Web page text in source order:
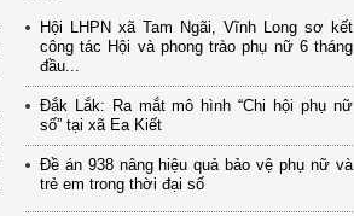
Hội LHPN xã Tam Ngãi, Vĩnh Long sơ kết
công tác Hội và phong trào phụ nữ 6 tháng
đầu...
Đắk Lắk: Ra mắt mô hình “Chi hội phụ nữ
số” tại xã Ea Kiết
Đề án 938 nâng hiệu quả bảo vệ phụ nữ và
trẻ em trong thời đại số